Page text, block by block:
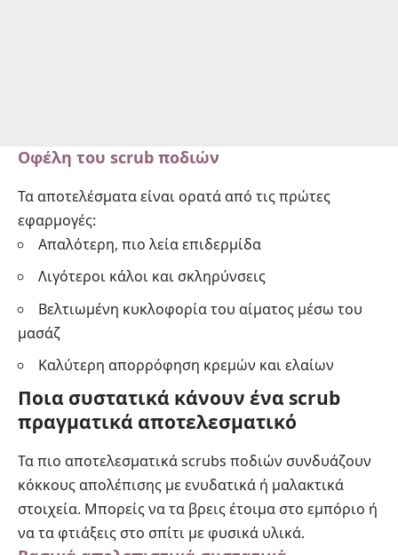
Οφέλη του scrub ποδιών
Τα αποτελέσματα είναι ορατά από τις πρώτες
εφαρμογές:
Απαλότερη, πιο λεία επιδερμίδα
Λιγότεροι κάλοι και σκληρύνσεις
Βελτιωμένη κυκλοφορία του αίματος μέσω του
μασάζ
Καλύτερη απορρόφηση κρεμών και ελαίων
Ποια συστατικά κάνουν ένα scrub
πραγματικά αποτελεσματικό
Τα πιο αποτελεσματικά scrubs ποδιών συνδυάζουν
κόκκους απολέπισης με ενυδατικά ή μαλακτικά
στοιχεία. Μπορείς να τα βρεις έτοιμα στο εμπόριο ή
να τα φτιάξεις στο σπίτι με φυσικά υλικά.